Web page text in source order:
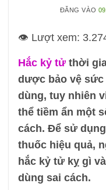
ĐĂNG VÀO
👁️ Lượt xem:
Hắc kỷ tửthời
dược bảo vệ
dùng, tuy nhiên
thể tiềm ẩn một
cách. Để sử
thuốc hiệu quả,
hắc kỷ tử kỵ gì
dùng sai cách.